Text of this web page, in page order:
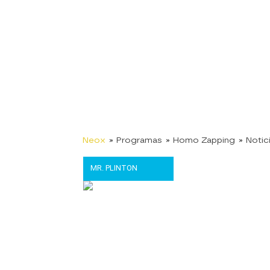
Neox » Programas » Homo Zapping »
MR. PLINTON